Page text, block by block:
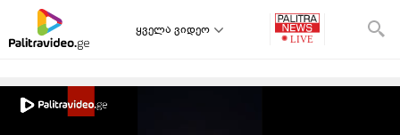
ყველა ვიდეო